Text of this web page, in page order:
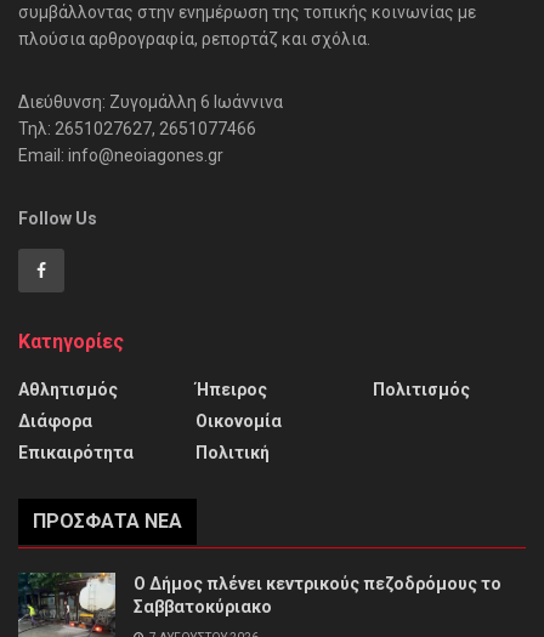
συμβάλλοντας στην ενημέρωση της τοπικής κοινωνίας με
πλούσια αρθρογραφία, ρεπορτάζ και σχόλια.
Διεύθυνση: Ζυγομάλλη 6 Ιωάννινα
Τηλ: 2651027627, 2651077466
Email: info@neoiagones.gr
Follow Us
Κατηγορίες
Αθλητισμός
Διάφορα
Επικαιρότητα
Ήπειρος
Οικονομία
Πολιτική
Πολιτισμός
ΠΡΌΣΦΑΤΑ ΝΈΑ
Ο Δήμος πλένει κεντρικούς πεζοδρόμους το
Σαββατοκύριακο